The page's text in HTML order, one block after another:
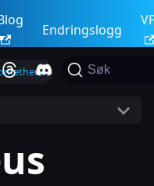
Endringslogg
Søk